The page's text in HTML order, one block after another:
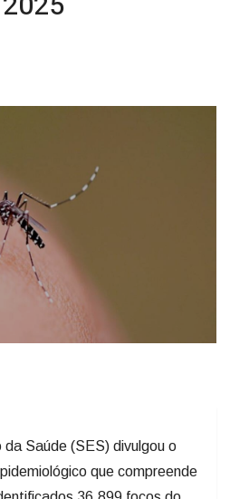
que compreende
36.899 focos do
em 256 municípios. Dos 295